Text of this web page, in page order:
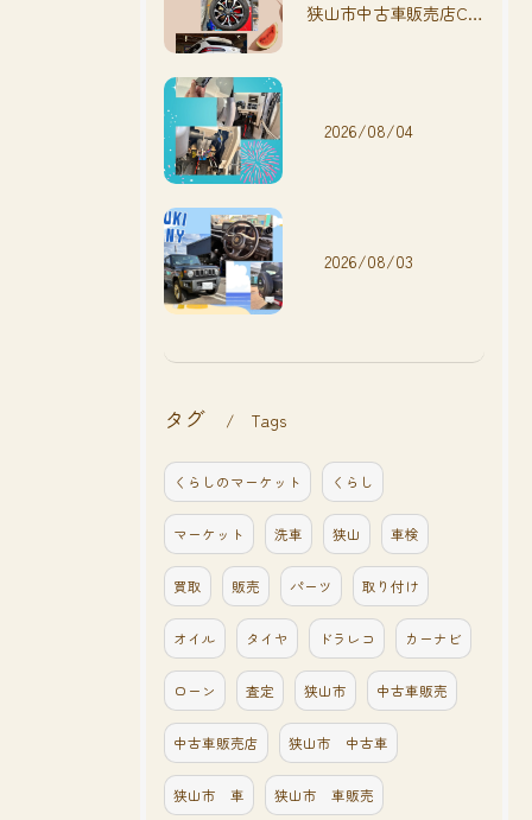
狭山市中古車販売店CarShop FACT.🚗
2026/08/04
2026/08/03
タグ Tags
くらしのマーケット くらし
マーケット 洗車 狭山 車検
買取 販売 パーツ 取り付け
オイル タイヤ ドラレコ カーナビ
ローン 査定 狭山市 中古車販売
中古車販売店 狭山市 中古車
狭山市 車 狭山市 車販売